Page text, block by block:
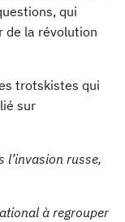
qui
de la révolution
trotskistes qui
sur
l’invasion russe,
à regrouper